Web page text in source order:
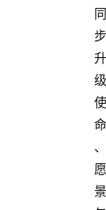
同
步
升
级
使
命
、
愿
景